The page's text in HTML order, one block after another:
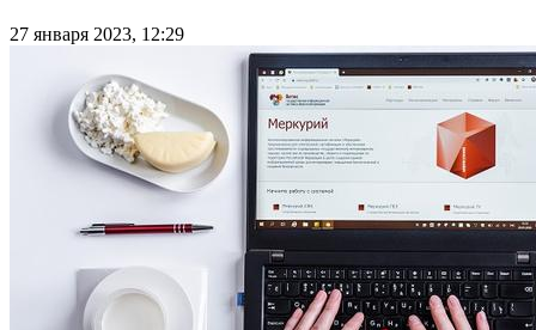
27 января 2023, 12:29